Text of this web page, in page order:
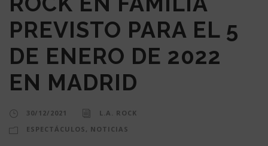
PREVISTO PARA EL 5
DE ENERO DE 2022
EN MADRID
30/12/2021
L.A. ROCK
ESPECTÁCULOS , NOTICIAS